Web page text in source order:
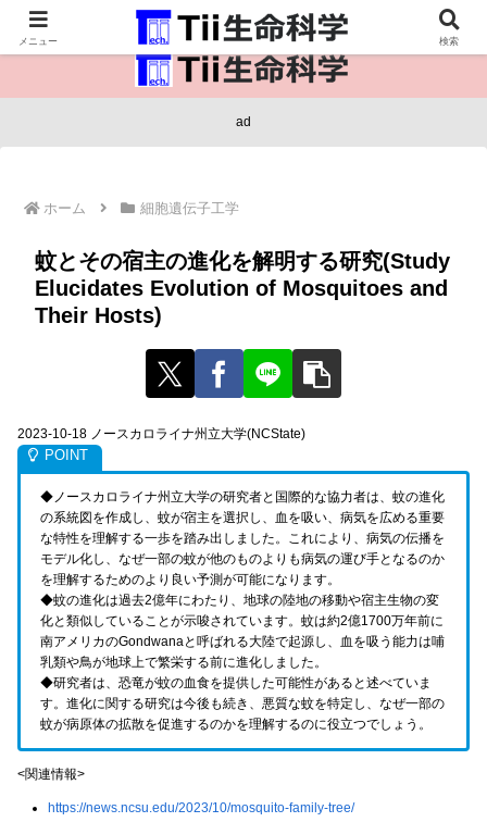
医療保健・生命・生物の情報インフラ。
ad
ホーム 細胞遺伝子工学
蚊とその宿主の進化を解明する研究(Study
Elucidates Evolution of Mosquitoes and
Their Hosts)
2023-10-18 ノースカロライナ州立大学(NCState)
◆ノースカロライナ州立大学の研究者と国際的な協力者は、蚊の進化
の系統図を作成し、蚊が宿主を選択し、血を吸い、病気を広める重要
な特性を理解する一歩を踏み出しました。これにより、病気の伝播を
モデル化し、なぜ一部の蚊が他のものよりも病気の運び手となるのか
を理解するためのより良い予測が可能になります。
◆蚊の進化は過去2億年にわたり、地球の陸地の移動や宿主生物の変
化と類似していることが示唆されています。蚊は約2億1700万年前に
南アメリカのGondwanaと呼ばれる大陸で起源し、血を吸う能力は哺
乳類や鳥が地球上で繁栄する前に進化しました。
◆研究者は、恐竜が蚊の血食を提供した可能性があると述べていま
す。進化に関する研究は今後も続き、悪質な蚊を特定し、なぜ一部の
蚊が病原体の拡散を促進するのかを理解するのに役立つでしょう。
<関連情報>
https://news.ncsu.edu/2023/10/mosquito-family-tree/
メニュー 検索